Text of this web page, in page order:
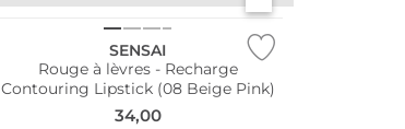
LBTY.
IGGYWOO
SENSAI
Rouge à lèvres - Recharge
Contouring Lipstick (08 Beige Pink)
34,00